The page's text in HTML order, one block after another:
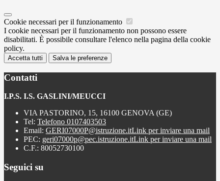
Cookie necessari per il funzionamento
I cookie necessari per il funzionamento non possono essere
disabilitati. È possibile consultare l'elenco nella pagina della cookie
policy.
Accetta tutti Salva le preferenze
Contatti
I.P.S. I.S. GASLINI/MEUCCI
VIA PASTORINO, 15, 16100 GENOVA (GE)
Tel: Telefono 0107403503
Email: GERI07000P@istruzione.itLink per inviare una mail
PEC: geri07000p@pec.istruzione.itLink per inviare una mail
C.F.: 80052730100
Seguici su